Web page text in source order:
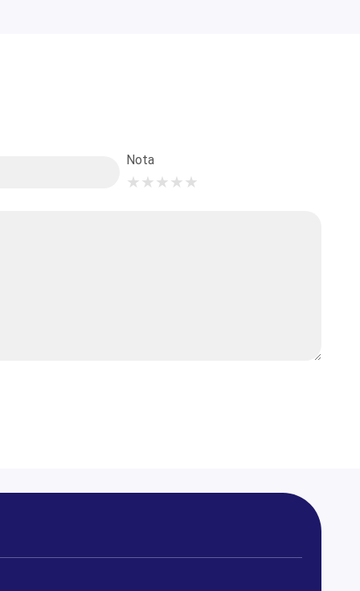
Nota
★
★
★
★
★